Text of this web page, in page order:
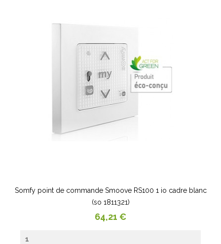
Somfy point de commande Smoove RS100 1 io cadre blanc
(so 1811321)
Prix
64,21 €